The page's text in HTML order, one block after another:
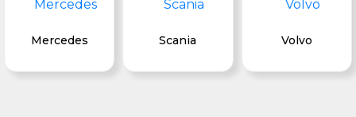
Mercedes Scania Volvo